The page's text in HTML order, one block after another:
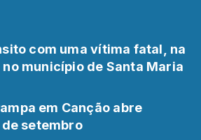
com uma vítima fatal, na
no município de Santa Maria
em Canção abre
setembro